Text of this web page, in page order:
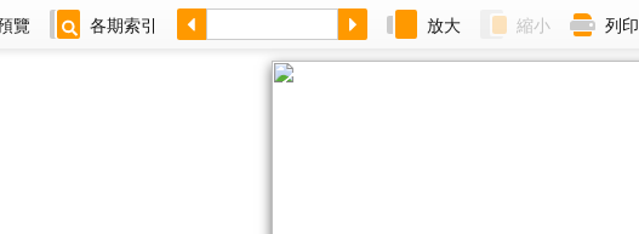
覽 各期索引 放大 縮小 列印